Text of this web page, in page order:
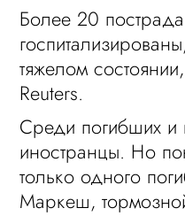
Более 20
тяжелом
Reuters.
Среди погибших и
иностранцы. Но
только одного
Маркеш,